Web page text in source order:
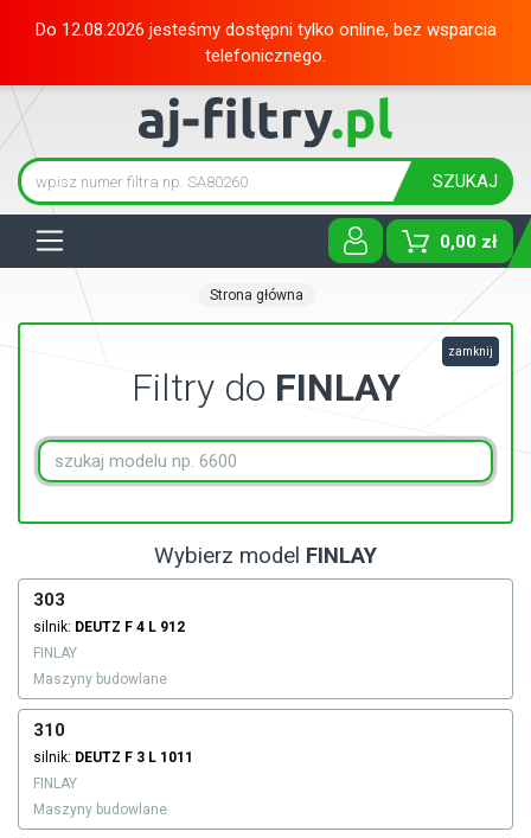
Do 12.08.2026 jesteśmy dostępni tylko online, bez wsparcia
telefonicznego.
SZUKAJ
0,00 zł
Strona główna
Filtry do FINLAY
zamknij
Wybierz model FINLAY
303
silnik: DEUTZ F 4 L 912
FINLAY
Maszyny budowlane
310
silnik: DEUTZ F 3 L 1011
FINLAY
Maszyny budowlane